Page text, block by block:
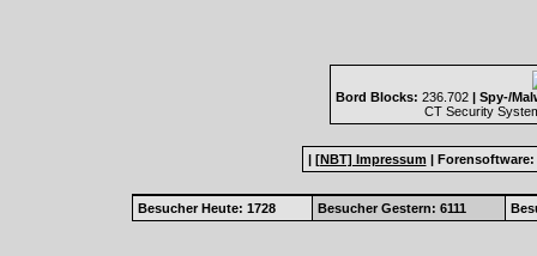
Bord Blocks: 236.702 | Spy-/
CT Security
| [NBT] Impressum | Forensoftware:
Besucher Heute: 1728 Besucher Gestern: 6111